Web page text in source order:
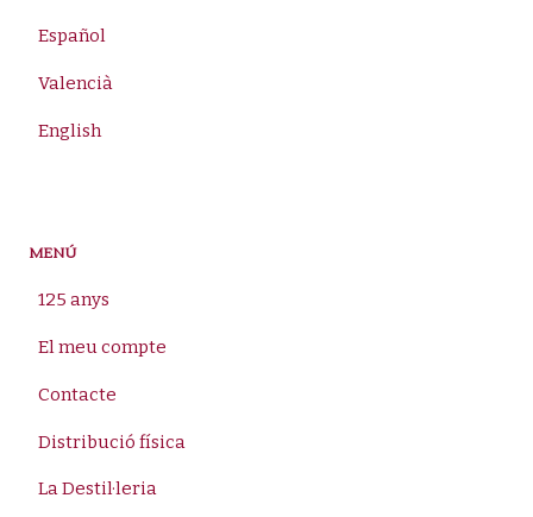
Español
Valencià
English
MENÚ
125 anys
El meu compte
Contacte
Distribució física
La Destil·leria